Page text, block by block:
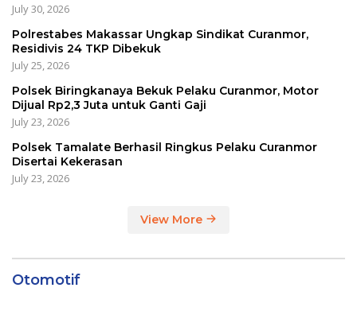
July 30, 2026
Polrestabes Makassar Ungkap Sindikat Curanmor,
Residivis 24 TKP Dibekuk
July 25, 2026
Polsek Biringkanaya Bekuk Pelaku Curanmor, Motor
Dijual Rp2,3 Juta untuk Ganti Gaji
July 23, 2026
Polsek Tamalate Berhasil Ringkus Pelaku Curanmor
Disertai Kekerasan
July 23, 2026
View More
Otomotif